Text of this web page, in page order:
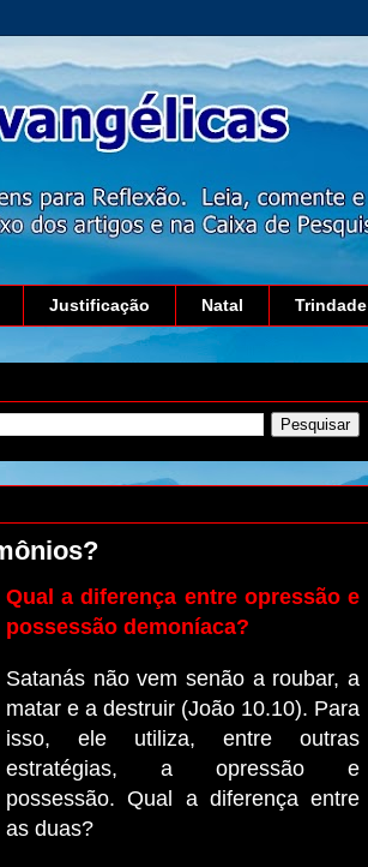
Justificação Natal Trindade
Qual a diferença entre opressão e
possessão demoníaca?
Satanás não vem senão a roubar, a
matar e a destruir (João 10.10). Para
isso, ele utiliza, entre outras
estratégias, a opressão e
possessão. Qual a diferença entre
as duas?